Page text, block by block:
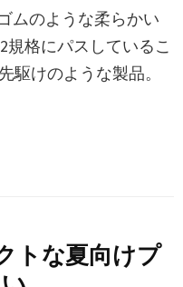
ムのような柔らかい
規格にパスしているこ
駆けのような製品。
トな夏向けプ